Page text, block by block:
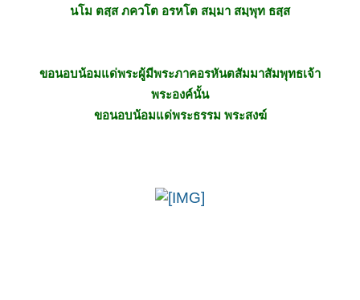
นโม ตสฺส ภควโต อรหโต สมฺมา สมฺพุท ธสฺส
ขอนอบน้อมแด่พระผู้มีพระภาคอรหันตสัมมาสัมพุทธเจ้า
พระองค์นั้น
ขอนอบน้อมแด่พระธรรม พระสงฆ์